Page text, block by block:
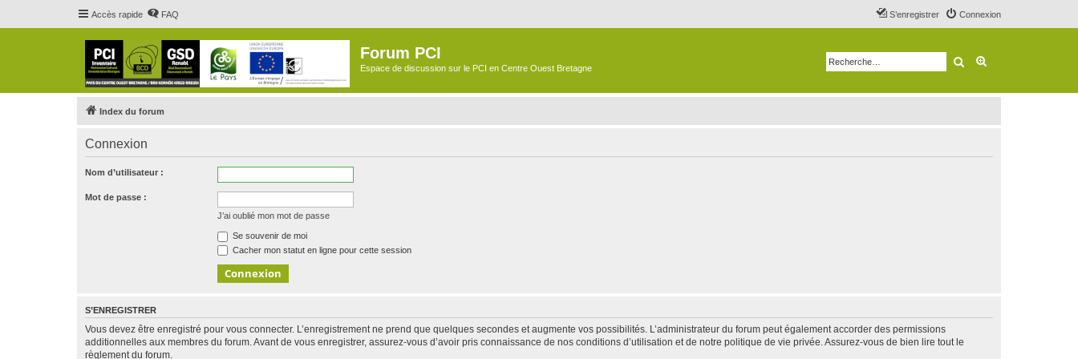
Accès rapide FAQ Connexion
S’enregistrer
Forum PCI
Espace de discussion sur le PCI en Centre Ouest Bretagne Rechercher
Index du forum
Connexion
Nom d’utilisateur :
Mot de passe :
J’ai oublié mon mot de passe
Se souvenir de moi
Cacher mon statut en ligne pour cette session
S’ENREGISTRER
Vous devez être enregistré pour vous connecter. L’enregistrement ne prend que quelques secondes et augmente vos possibilités. L’administrateur du forum peut également accorder des permissions
additionnelles aux membres du forum. Avant de vous enregistrer, assurez-vous d’avoir pris connaissance de nos conditions d’utilisation et de notre politique de vie privée. Assurez-vous de bien lire tout le
règlement du forum.